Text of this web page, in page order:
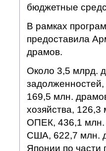
бюджетные
В рамках
предоставила
драмов.
Около 3,5 млрд.
169,5 млн.
хозяйства,
ОПЕК, 436,1 млн.
США, 622,7 млн.
Японии по части